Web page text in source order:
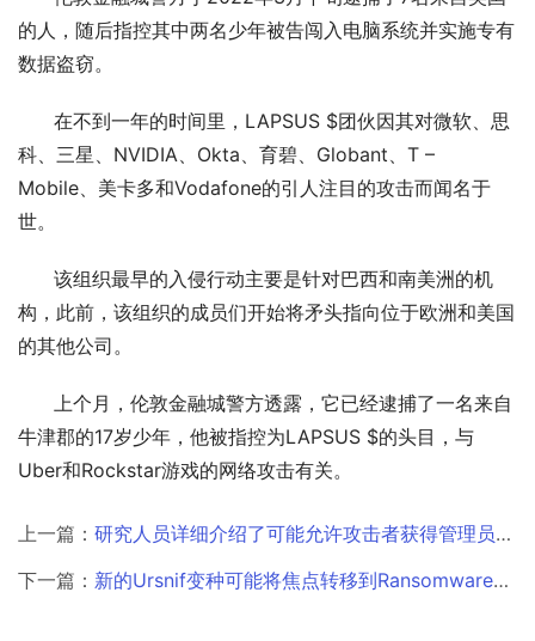
的人，随后指控其中两名少年被告闯入电脑系统并实施专有
数据盗窃。
科、三星、NVIDIA、Okta、育碧、Globant、T –
Mobile、美卡多和Vodafone的引人注目的攻击而闻名于
世。
构，此前，该组织的成员们开始将矛头指向位于欧洲和美国
的其他公司。
牛津郡的17岁少年，他被指控为LAPSUS $的头目，与
Uber和Rockstar游戏的网络攻击有关。
上一篇： 研究人员详细介绍了可能允许攻击者获得管理员访问的azure SFX缺陷
下一篇： 新的Ursnif变种可能将焦点转移到Ransomware和数据盗窃